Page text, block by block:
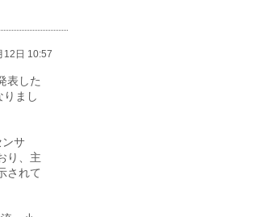
12日 10:57
表した
まし
ンサ
り、主
されて